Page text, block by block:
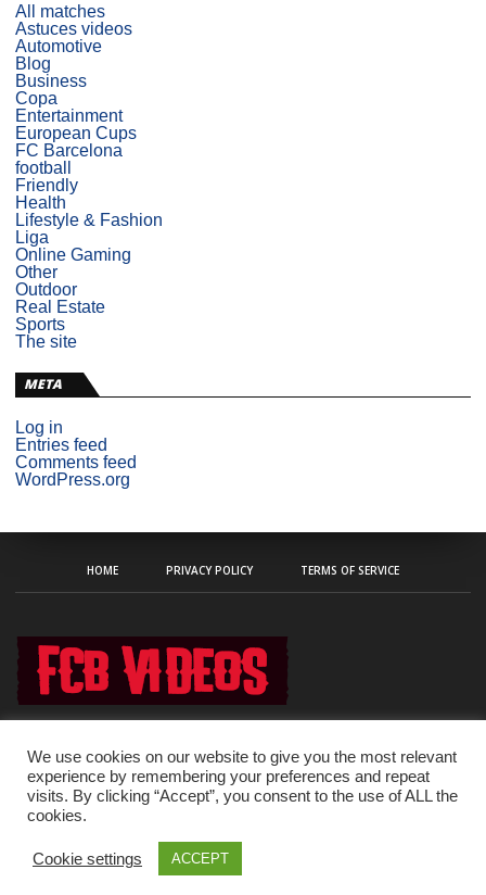
All matches
Astuces videos
Automotive
Blog
Business
Copa
Entertainment
European Cups
FC Barcelona
football
Friendly
Health
Lifestyle & Fashion
Liga
Online Gaming
Other
Outdoor
Real Estate
Sports
The site
META
Log in
Entries feed
Comments feed
WordPress.org
HOME PRIVACY POLICY TERMS OF SERVICE
Copyright © 2020 fcb-videos
We use cookies on our website to give you the most relevant
experience by remembering your preferences and repeat
visits. By clicking “Accept”, you consent to the use of ALL the
cookies.
Cookie settings ACCEPT